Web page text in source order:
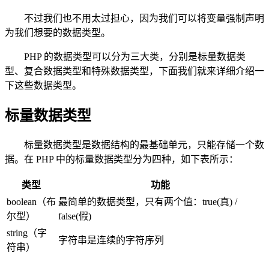
不过我们也不用太过担心，因为我们可以将变量强制声明
为我们想要的数据类型。
PHP 的数据类型可以分为三大类，分别是标量数据类
型、复合数据类型和特殊数据类型，下面我们就来详细介绍一
下这些数据类型。
标量数据类型
标量数据类型是数据结构的最基础单元，只能存储一个数
据。在 PHP 中的标量数据类型分为四种，如下表所示：
类型
功能
boolean（布
尔型）
最简单的数据类型，只有两个值：true(真) /
false(假)
string（字
符串）
字符串是连续的字符序列